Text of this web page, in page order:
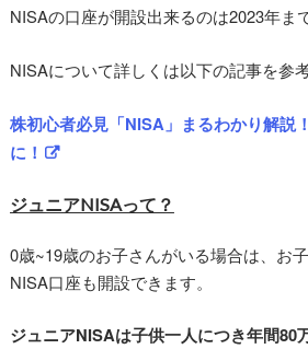
NISAの口座が開設出来るのは2023年ま
NISAについて詳しくは以下の記事を参
株初心者必見「NISA」まるわかり解説
に！
ジュニアNISAって？
0歳~19歳のお子さんがいる場合は、お
NISA口座も開設できます。
ジュニアNISAは子供一人につき年間80